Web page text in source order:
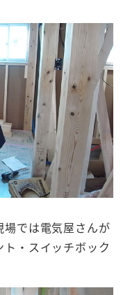
では電気屋さんが
・スイッチボック